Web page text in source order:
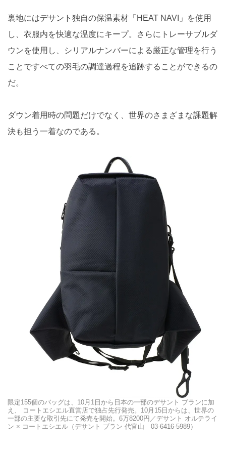
裏地にはデサント独自の保温素材「HEAT NAVI」を使用
し、衣服内を快適な温度にキープ。さらにトレーサブルダ
ウンを使用し、シリアルナンバーによる厳正な管理を行う
ことですべての羽毛の調達過程を追跡することができるの
だ。
ダウン着用時の問題だけでなく、世界のさまざまな課題解
決も担う一着なのである。
限定155個のバッグは、10月1日から日本の一部のデサント ブランに加
え、 コートエシエル直営店で独占先行発売。10月15日からは、世界の
一部の主要な取引先にて発売を開始。6万8200円／デサント オルテライ
ン × コートエシエル（デサント ブラン 代官山 03-6416-5989）